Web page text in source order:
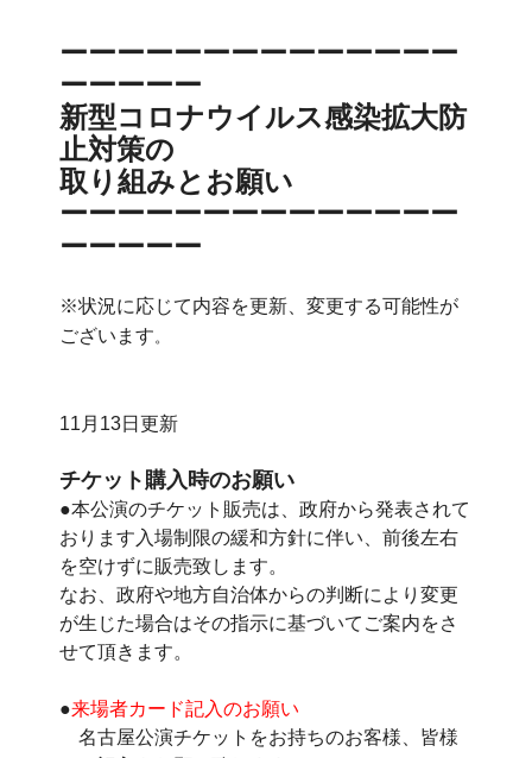
ーーーーーーーーーーーーーー
ーーーーー
新型コロナウイルス感染拡大防
止対策の
取り組みとお願い
ーーーーーーーーーーーーーー
ーーーーー
※状況に応じて内容を更新、変更する可能性が
ございます。
11月13日更新
チケット購入時のお願い
●本公演のチケット販売は、政府から発表されて
おります入場制限の緩和方針に伴い、前後左右
を空けずに販売致します。
なお、政府や地方自治体からの判断により変更
が生じた場合はその指示に基づいてご案内をさ
せて頂きます。
●来場者カード記入のお願い
名古屋公演チケットをお持ちのお客様、皆様